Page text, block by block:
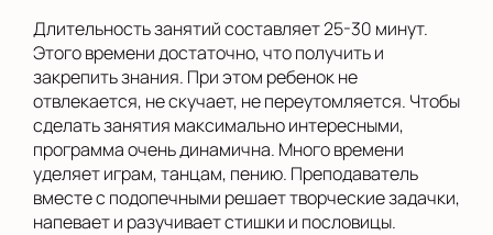
Длительность занятий составляет 25-30 минут.
Этого времени достаточно, что получить и
закрепить знания. При этом ребенок не
отвлекается, не скучает, не переутомляется. Чтобы
сделать занятия максимально интересными,
программа очень динамична. Много времени
уделяет играм, танцам, пению. Преподаватель
вместе с подопечными решает творческие задачки,
напевает и разучивает стишки и пословицы.